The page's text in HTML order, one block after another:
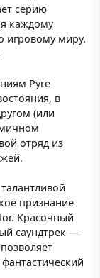
серию
каждому
игровому миру.
Pyre
в
(или
отряд из
признание
Красочный
саундтрек —